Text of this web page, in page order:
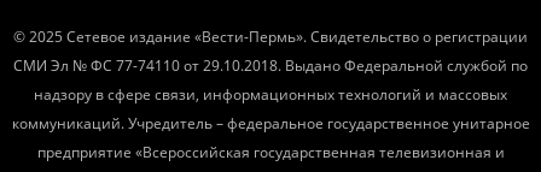
© 2025 Сетевое издание «Вести-Пермь». Свидетельство о регистрации
СМИ Эл № ФС 77-74110 от 29.10.2018. Выдано Федеральной службой по
надзору в сфере связи, информационных технологий и массовых
коммуникаций. Учредитель – федеральное государственное унитарное
предприятие «Всероссийская государственная телевизионная и